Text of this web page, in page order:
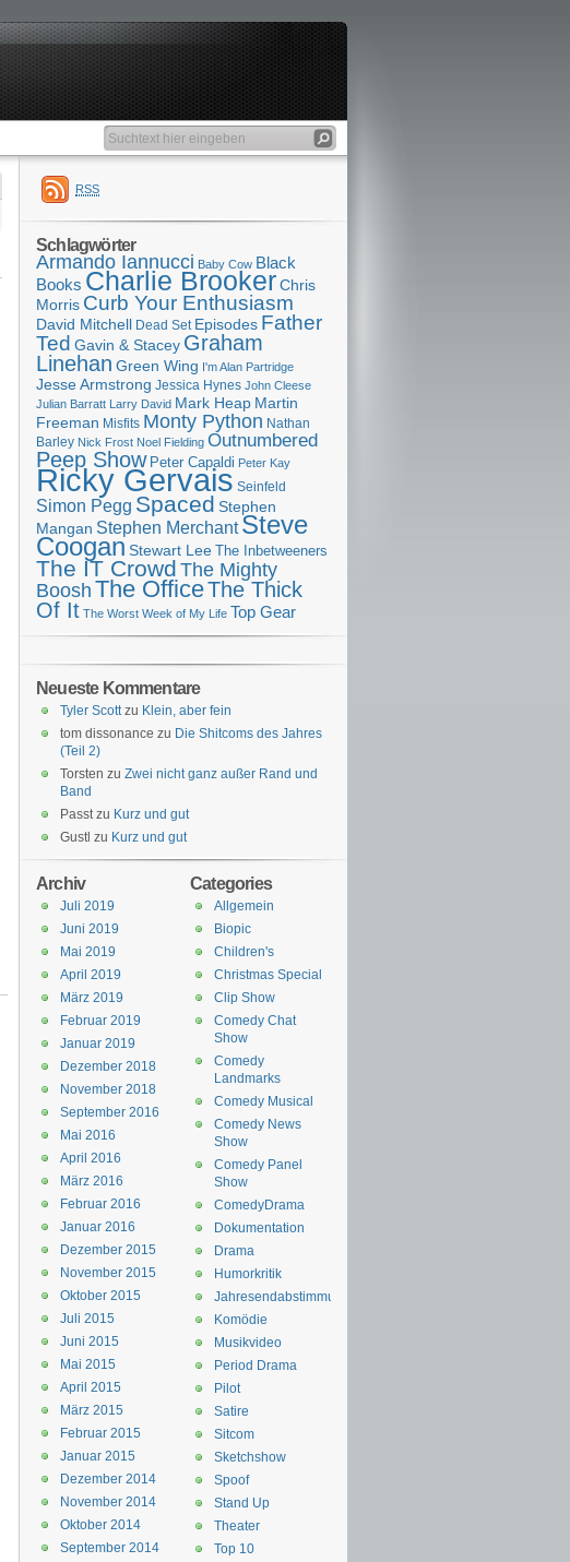
RSS
Schlagwörter
Armando Iannucci Baby Cow Black
Books Charlie BrookerChris
Morris Curb Your Enthusiasm
David Mitchell Dead Set Episodes Father
Ted Gavin & Stacey Graham
Linehan Green Wing I'm Alan Partridge
Jesse Armstrong Jessica Hynes John Cleese
Julian Barratt Larry David Mark Heap Martin
Freeman Misfits Monty Python Nathan
Barley Nick Frost Noel Fielding Outnumbered
Peep Show Peter Capaldi Peter Kay
Ricky Gervais Seinfeld
Simon Pegg Spaced Stephen
Mangan Stephen Merchant Steve
CooganStewart Lee The Inbetweeners
The IT Crowd The Mighty
Boosh The OfficeThe Thick
Of It The Worst Week of My Life Top Gear
Neueste Kommentare
Tyler Scottzu Klein, aber fein
tom dissonance zu Die Shitcoms des Jahres
(Teil 2)
Torsten zu Zwei nicht ganz außer Rand und
Band
Passtzu Kurz und gut
Gustl zu Kurz und gut
Categories
Allgemein
Biopic
Children's
Christmas Special
Clip Show
Comedy Chat
Show
Comedy
Landmarks
Comedy Musical
Comedy News
Show
Comedy Panel
Show
ComedyDrama
Dokumentation
Drama
Humorkritik
Jahresendabstimmung
Komödie
Musikvideo
Period Drama
Pilot
Satire
Sitcom
Sketchshow
Spoof
Stand Up
Theater
Top 10
Archiv
Juli 2019
Juni 2019
Mai 2019
April 2019
März 2019
Februar 2019
Januar 2019
Dezember 2018
November 2018
September 2016
Mai 2016
April 2016
März 2016
Februar 2016
Januar 2016
Dezember 2015
November 2015
Oktober 2015
Juli 2015
Juni 2015
Mai 2015
April 2015
März 2015
Februar 2015
Januar 2015
Dezember 2014
November 2014
Oktober 2014
September 2014